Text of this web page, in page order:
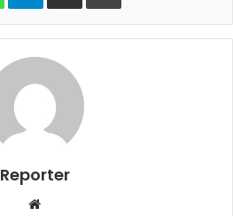
Reporter
Website